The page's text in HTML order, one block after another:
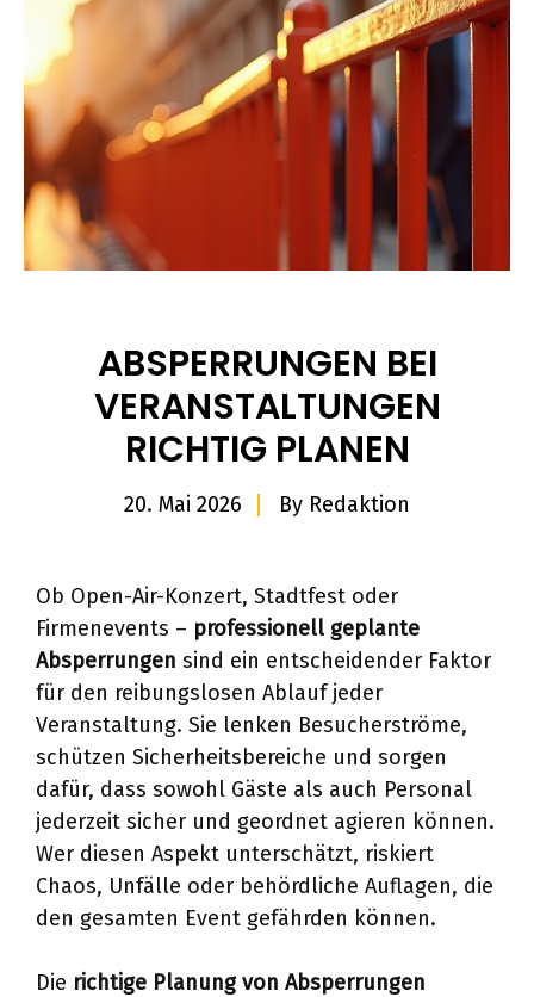
ABSPERRUNGEN BEI
VERANSTALTUNGEN
RICHTIG PLANEN
20. Mai 2026 By Redaktion
Ob Open-Air-Konzert, Stadtfest oder
Firmenevents – professionell geplante
Absperrungen sind ein entscheidender Faktor
für den reibungslosen Ablauf jeder
Veranstaltung. Sie lenken Besucherströme,
schützen Sicherheitsbereiche und sorgen
dafür, dass sowohl Gäste als auch Personal
jederzeit sicher und geordnet agieren können.
Wer diesen Aspekt unterschätzt, riskiert
Chaos, Unfälle oder behördliche Auflagen, die
den gesamten Event gefährden können.
Die richtige Planung von Absperrungen